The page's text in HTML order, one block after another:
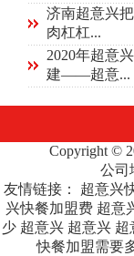
济南超意兴
肉杠杠...
2020年超意
建——超意...
Copyright ©
公司
友情链接： 超意兴
兴快餐加盟费 超意
少 超意兴 超意兴 超
快餐加盟需要